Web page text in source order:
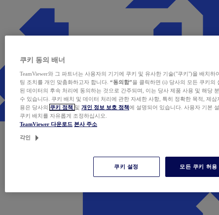
쿠키 동의 배너
TeamViewer와 그 파트너는 사용자의 기기에 쿠키 및 유사한 기술("쿠키")을 배치하
팅 조치를 개인 맞춤화하고자 합니다. “동의함”을 클릭하면 (i) 당사의 모든 쿠키의
된 데이터의 후속 처리에 동의하는 것으로 간주되며, 이는 당사 제품 사용 및 해당
수 있습니다. 쿠키 배치 및 데이터 처리에 관한 자세한 사항, 특히 정확한 목적, 제
용은 당사의 쿠키 정책 및 개인 정보 보호 정책에 설명되어 있습니다. 사용자 기본
쿠키 배치를 자유롭게 조정하십시오.
TeamViewer 다운로드 본사 주소
각인
쿠키 설정 모든 쿠키 허용